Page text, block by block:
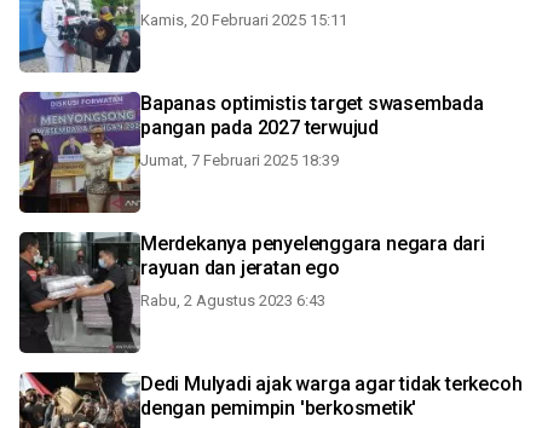
Kamis, 20 Februari 2025 15:11
Bapanas optimistis target swasembada
pangan pada 2027 terwujud
Jumat, 7 Februari 2025 18:39
Merdekanya penyelenggara negara dari
rayuan dan jeratan ego
Rabu, 2 Agustus 2023 6:43
Dedi Mulyadi ajak warga agar tidak terkecoh
dengan pemimpin 'berkosmetik'